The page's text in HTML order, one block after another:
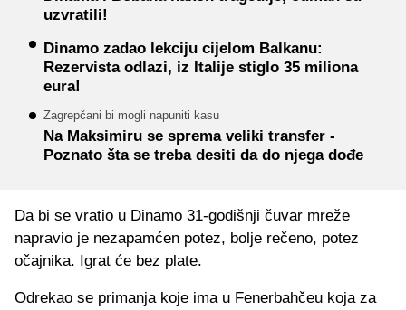
uzvratili!
Dinamo zadao lekciju cijelom Balkanu:
Rezervista odlazi, iz Italije stiglo 35 miliona
eura!
Zagrepčani bi mogli napuniti kasu
Na Maksimiru se sprema veliki transfer -
Poznato šta se treba desiti da do njega dođe
Da bi se vratio u Dinamo 31-godišnji čuvar mreže
napravio je nezapamćen potez, bolje rečeno, potez
očajnika. Igrat će bez plate.
Odrekao se primanja koje ima u Fenerbahčeu koja za